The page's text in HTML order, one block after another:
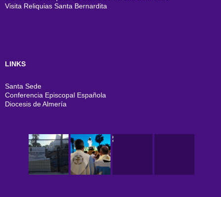
Visita Reliquias Santa Bernardita
LINKS
Santa Sede
Conferencia Episcopal Española
Diocesis de Almería